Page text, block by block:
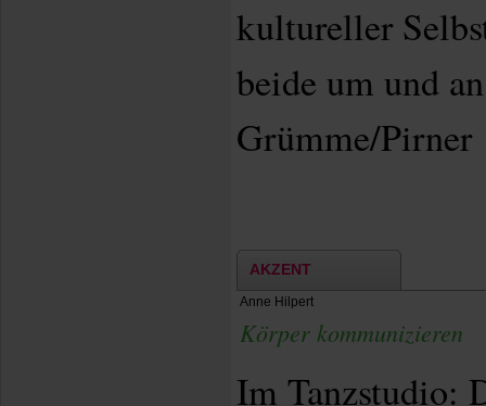
kultureller
beide um und
Grümme/Pirner
AKZENT
Anne Hilpert
Körper kommunizieren
Im Tanzstudio: